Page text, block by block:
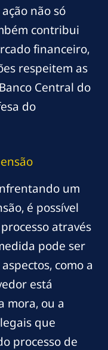
não só
contribui
financeiro,
respeitem as
Central do
do
um
é possível
através
pode ser
como a
está
mora, ou a
que
processo de